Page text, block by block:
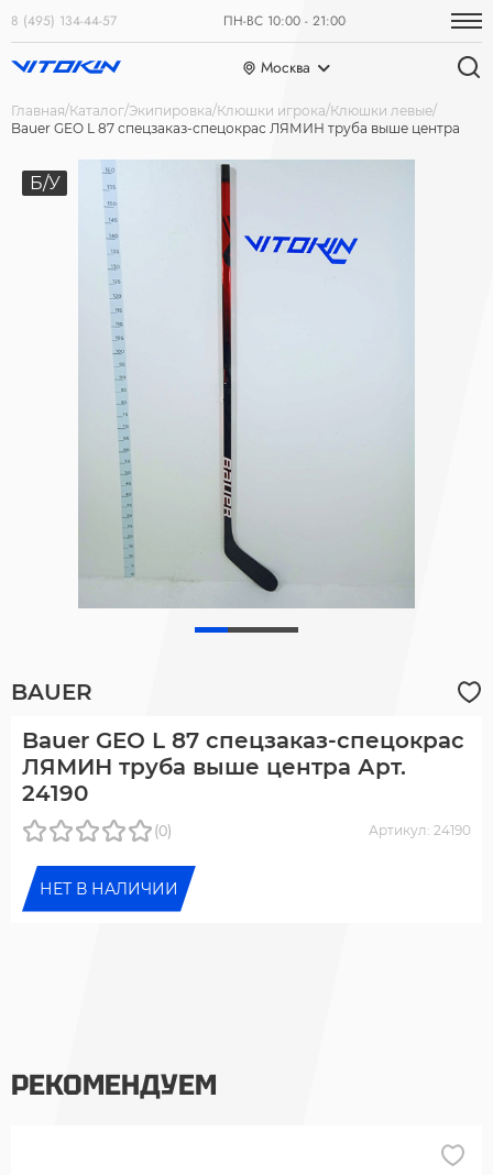
8 (495) 134-44-57 ПН-ВС 10:00 - 21:00
Москва
Главная Каталог Экипировка Клюшки игрока Клюшки левые
Bauer GEO L 87 спецзаказ-спецокрас ЛЯМИН труба выше центра
Б/У
BAUER
Bauer GEO L 87 спецзаказ-спецокрас
ЛЯМИН труба выше центра Арт.
24190
(0) Артикул: 24190
НЕТ В НАЛИЧИИ
РЕКОМЕНДУЕМ